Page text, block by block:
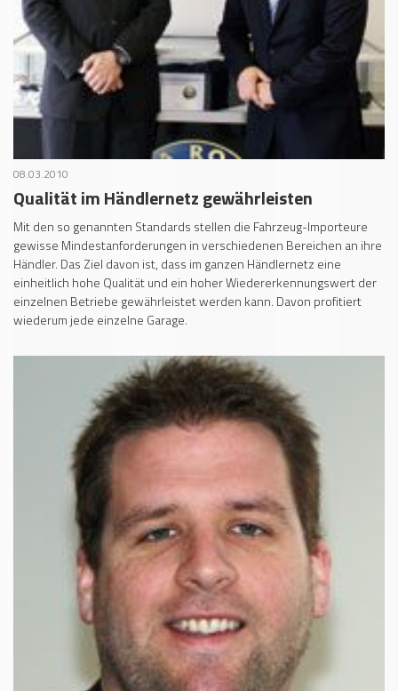
08.03.2010
Qualität im Händlernetz gewährleisten
Mit den so genannten Standards stellen die Fahrzeug-Importeure
gewisse Mindestanforderungen in verschiedenen Bereichen an ihre
Händler. Das Ziel davon ist, dass im ganzen Händlernetz eine
einheitlich hohe Qualität und ein hoher Wiedererkennungswert der
einzelnen Betriebe gewährleistet werden kann. Davon profitiert
wiederum jede einzelne Garage.